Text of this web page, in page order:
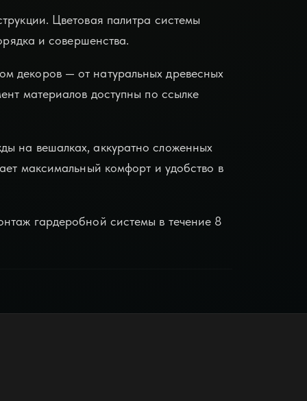
Цветовая палитра системы
и совершенства.
декоров — от натуральных древесных
материалов доступны по ссылке
на вешалках, аккуратно сложенных
максимальный комфорт и удобство в
гардеробной системы в течение 8